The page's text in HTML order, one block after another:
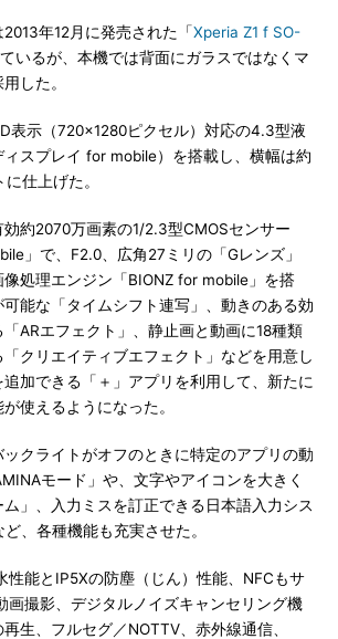
年12月に発売された「Xperia Z1 f SO-
いるが、本機では背面にガラスではなくマ
した。
表示（720×1280ピクセル）対応の4.3型液
スプレイ for mobile）を搭載し、横幅は約
仕上げた。
約2070万画素の1/2.3型CMOSセンサー
」で、F2.0、広角27ミリの「Gレンズ」
処理エンジン「BIONZ for mobile」を搭
能な「タイムシフト連写」、動きのある効
ARエフェクト」、静止画と動画に18種類
クリエイティブエフェクト」などを用意し
加できる「＋」アプリを利用して、新たに
使えるようになった。
クライトがオフのときに特定のアプリの動
モード」や、文字やアイコンを大きく
ム」、入力ミスを訂正できる日本語入力シス
、各種機能も充実させた。
能とIP5Xの防塵（じん）性能、NFCもサ
画撮影、デジタルノイズキャンセリング機
生、フルセグ／NOTTV、赤外線通信、